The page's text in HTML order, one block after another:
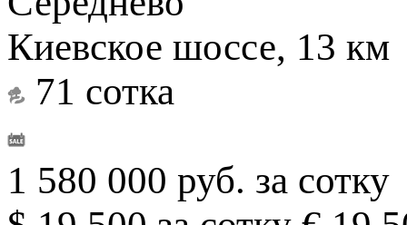
Киевское шоссе, 13 км
71 сотка
1 580 000 руб. за сотку